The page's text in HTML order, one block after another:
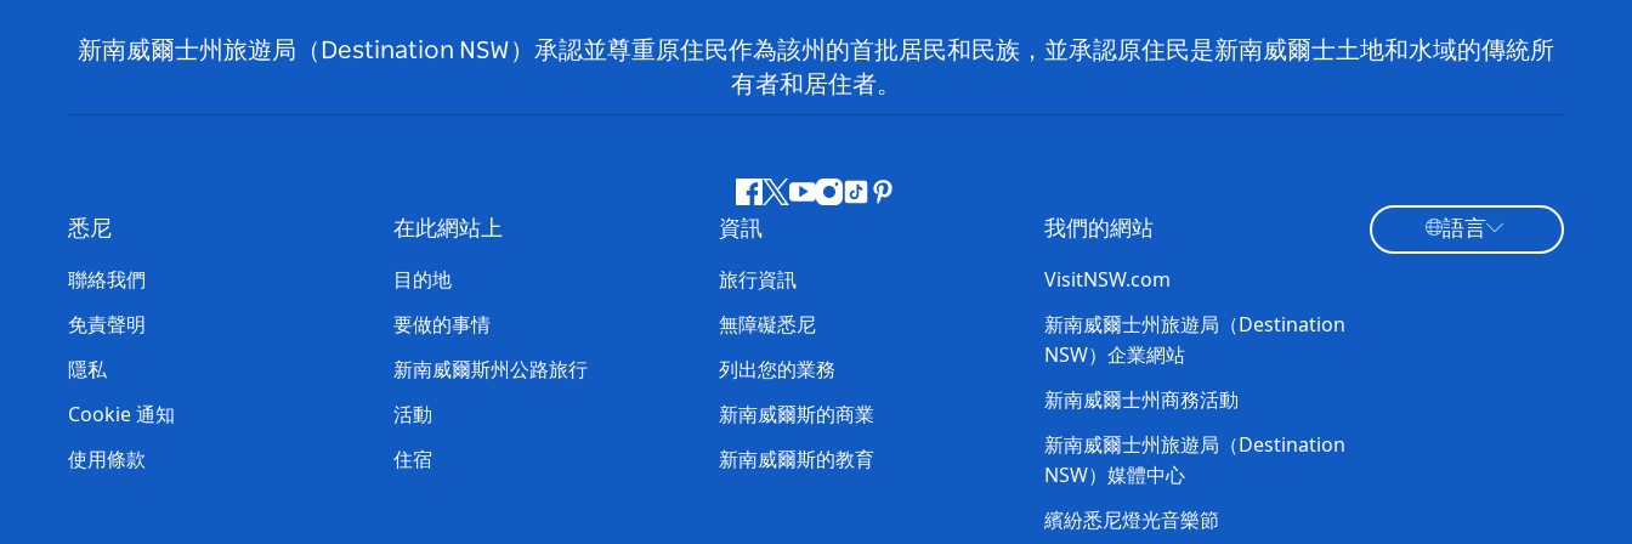
新南威爾士州旅遊局（Destination NSW）承認並尊重原住民作為該州的首批居民和民族，並承認原住民是新南威爾士土地和水域的傳統所
有者和居住者。
Facebook
嘰
喳
喳
Youtube
Instagram
抖 Pinterest
悉尼
聯絡我們
免責聲明
隱私
Cookie 通知
使用條款
在此網站上
目的地
要做的事情
新南威爾斯州公路旅行
活動
住宿
資訊
旅行資訊
無障礙悉尼
列出您的業務
新南威爾斯的商業
新南威爾斯的教育
我們的網站
VisitNSW.com
新南威爾士州旅遊局（Destination
NSW）企業網站​
新南威爾士州商務活動
新南威爾士州旅遊局（Destination
NSW）媒體中心
繽紛悉尼燈光音樂節
語言